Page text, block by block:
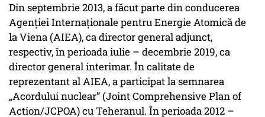
Din septembrie 2013, a făcut parte din conducerea
Agenției Internaționale pentru Energie Atomică de
la Viena (AIEA), ca director general adjunct,
respectiv, în perioada iulie – decembrie 2019, ca
director general interimar. În calitate de
reprezentant al AIEA, a participat la semnarea
„Acordului nuclear” (Joint Comprehensive Plan of
Action/JCPOA) cu Teheranul. În perioada 2012 –